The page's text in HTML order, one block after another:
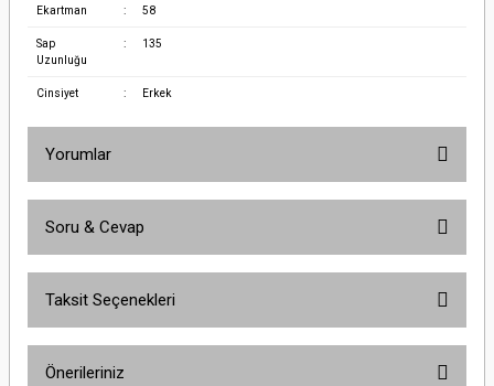
Ekartman : 58
Sap
Uzunluğu
: 135
Cinsiyet : Erkek
Yorumlar
Soru & Cevap
Taksit Seçenekleri
Önerileriniz